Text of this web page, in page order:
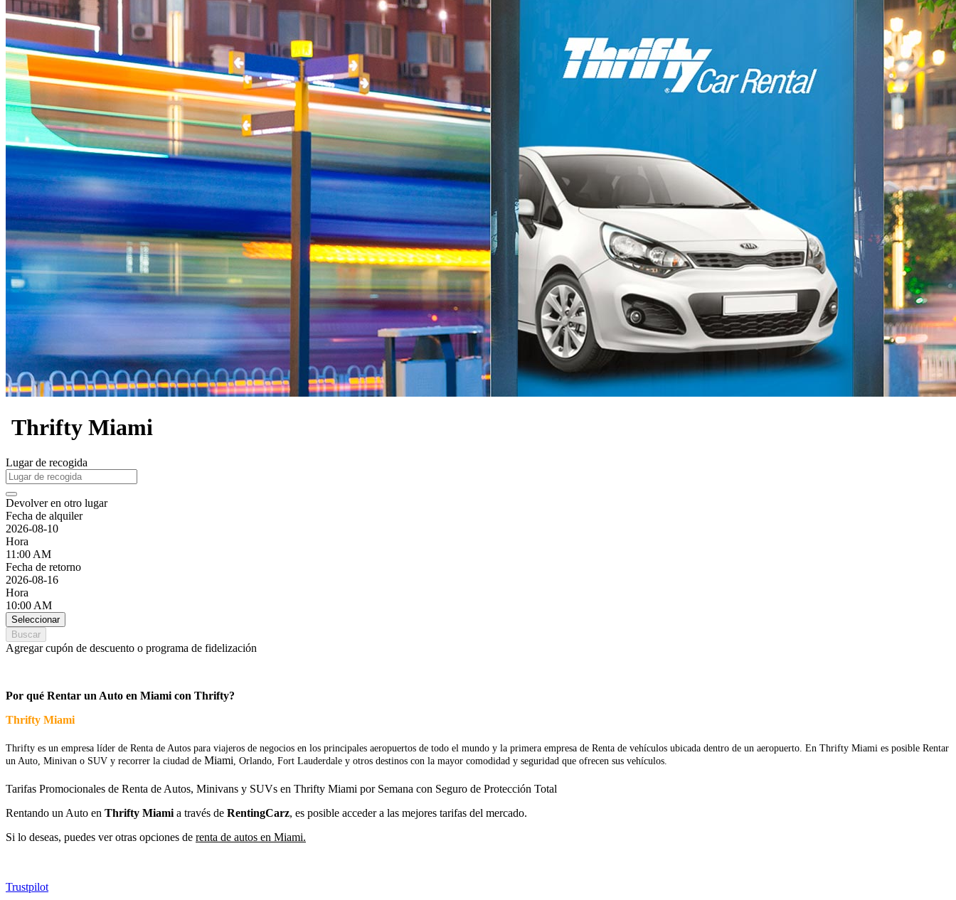
Thrifty Miami
Lugar de recogida
Devolver en otro lugar
Fecha de alquiler
2026-08-10
Hora
11:00 AM
Fecha de retorno
2026-08-16
Hora
10:00 AM
Seleccionar
Buscar
Agregar cupón de descuento o programa de fidelización
Por qué Rentar un Auto en Miami con Thrifty?
Thrifty Miami
Thrifty es un empresa líder de Renta de Autos para viajeros de negocios en los principales aeropuertos de todo el mundo y la primera empresa de Renta de vehículos ubicada dentro de un aeropuerto. En Thrifty Miami es posible Rentar
un Auto, Minivan o SUV y recorrer la ciudad de Miami, Orlando, Fort Lauderdale y otros destinos con la mayor comodidad y seguridad que ofrecen sus vehículos.
Tarifas Promocionales de Renta de Autos, Minivans y SUVs en Thrifty Miami por Semana con Seguro de Protección Total
Rentando un Auto en Thrifty Miami a través de RentingCarz, es posible acceder a las mejores tarifas del mercado.
Si lo deseas, puedes ver otras opciones de renta de autos en Miami.
Trustpilot